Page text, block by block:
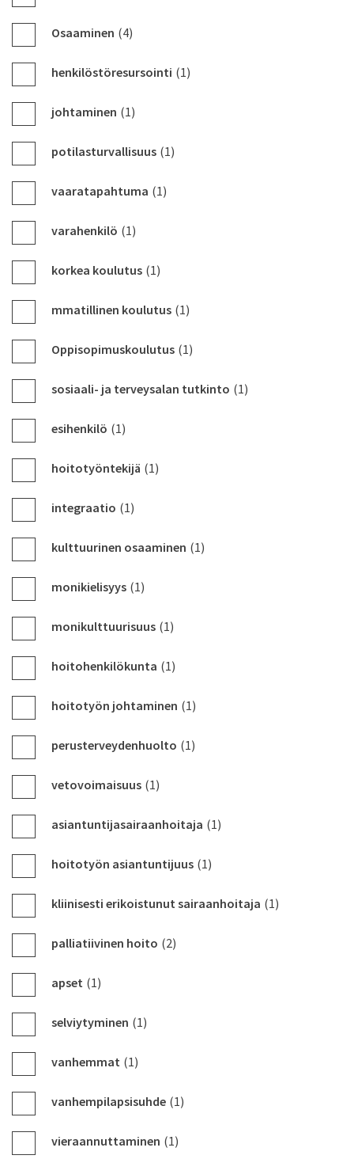
Osaaminen (4)
henkilöstöresursointi (1)
johtaminen (1)
potilasturvallisuus (1)
vaaratapahtuma (1)
varahenkilö (1)
korkea koulutus (1)
mmatillinen koulutus (1)
Oppisopimuskoulutus (1)
sosiaali- ja terveysalan tutkinto (1)
esihenkilö (1)
hoitotyöntekijä (1)
integraatio (1)
kulttuurinen osaaminen (1)
monikielisyys (1)
monikulttuurisuus (1)
hoitohenkilökunta (1)
hoitotyön johtaminen (1)
perusterveydenhuolto (1)
vetovoimaisuus (1)
asiantuntijasairaanhoitaja (1)
hoitotyön asiantuntijuus (1)
kliinisesti erikoistunut sairaanhoitaja (1)
palliatiivinen hoito (2)
apset (1)
selviytyminen (1)
vanhemmat (1)
vanhempilapsisuhde (1)
vieraannuttaminen (1)